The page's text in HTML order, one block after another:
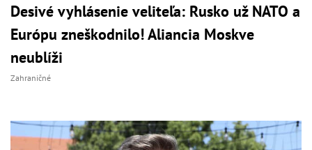
Desivé vyhlásenie veliteľa: Rusko už NATO a
Európu zneškodnilo! Aliancia Moskve
neublíži
Zahraničné